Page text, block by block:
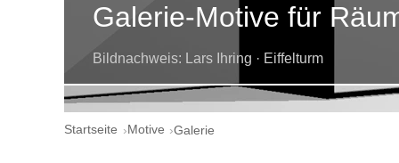
Galerie-Motive für
Bildnachweis: Lars Ihring · Eiffelturm
Startseite Motive Galerie